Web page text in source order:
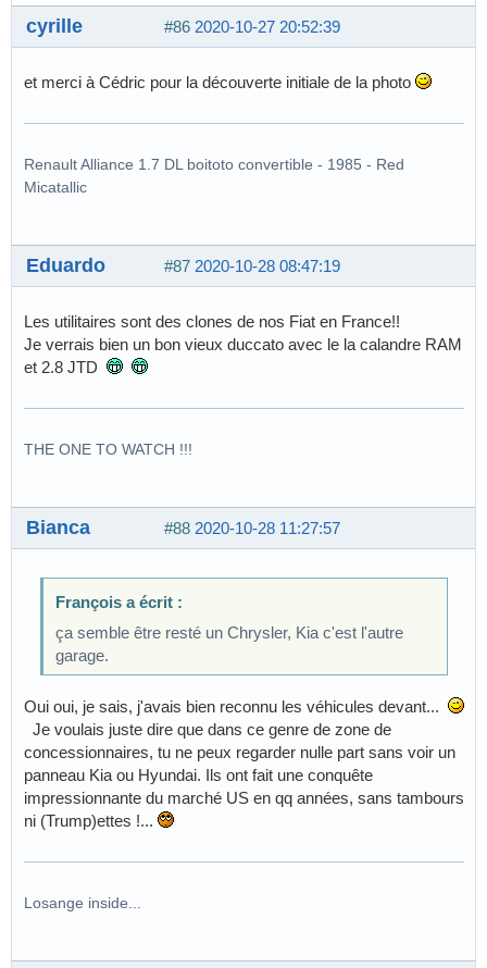
#86 2020-10-27 20:52:39
cyrille
et merci à Cédric pour la découverte initiale de la photo
Renault Alliance 1.7 DL boitoto convertible - 1985 - Red
Micatallic
#87 2020-10-28 08:47:19
Eduardo
Les utilitaires sont des clones de nos Fiat en France!!
Je verrais bien un bon vieux duccato avec le la calandre RAM
et 2.8 JTD
THE ONE TO WATCH !!!
#88 2020-10-28 11:27:57
Bianca
François a écrit :
ça semble être resté un Chrysler, Kia c'est l'autre
garage.
Oui oui, je sais, j'avais bien reconnu les véhicules devant...
Je voulais juste dire que dans ce genre de zone de
concessionnaires, tu ne peux regarder nulle part sans voir un
panneau Kia ou Hyundai. Ils ont fait une conquête
impressionnante du marché US en qq années, sans tambours
ni (Trump)ettes !...
Losange inside...